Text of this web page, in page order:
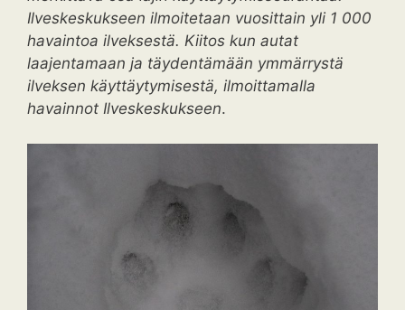
Ilveskeskukseen ilmoitetaan vuosittain yli 1 000
havaintoa ilveksestä. Kiitos kun autat
laajentamaan ja täydentämään ymmärrystä
ilveksen käyttäytymisestä, ilmoittamalla
havainnot Ilveskeskukseen.